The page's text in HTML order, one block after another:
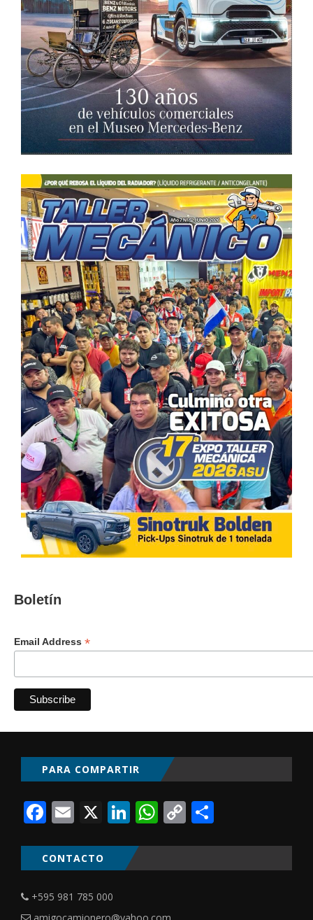
Boletín
Email Address *
PARA COMPARTIR
Facebook
Email
X LinkedIn
WhatsApp
Copy
CONTACTO
+595 981 785 000